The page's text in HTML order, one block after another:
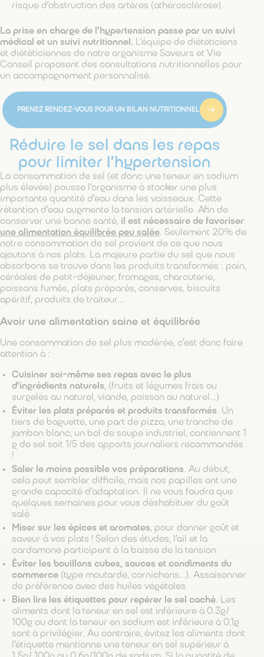
risque d’obstruction des artères (athérosclérose).
La prise en charge de l’hypertension passe par un suivi
médical et un suivi nutritionnel. L’équipe de diététiciens
et diététiciennes de notre organisme Saveurs et Vie
Conseil proposent des consultations nutritionnelles pour
un accompagnement personnalisé.
PRENEZ RENDEZ-VOUS POUR UN BILAN NUTRITIONNEL
Réduire le sel dans les repas
pour limiter l’hypertension
La consommation de sel (et donc une teneur en sodium
plus élevée) pousse l’organisme à stocker une plus
importante quantité d’eau dans les vaisseaux. Cette
rétention d’eau augmente la tension artérielle. Afin de
conserver une bonne santé, il est nécessaire de favoriser
une alimentation équilibrée peu salée. Seulement 20% de
notre consommation de sel provient de ce que nous
ajoutons à nos plats. La majeure partie du sel que nous
absorbons se trouve dans les produits transformés : pain,
céréales de petit-déjeuner, fromages, charcuterie,
poissons fumés, plats préparés, conserves, biscuits
apéritif, produits de traiteur…
Avoir une alimentation saine et équilibrée
Une consommation de sel plus modérée, c’est donc faire
attention à :
Cuisiner soi-même ses repas avec le plus
d’ingrédients naturels, (fruits et légumes frais ou
surgelés au naturel, viande, poisson au naturel…)
Éviter les plats préparés et produits transformés. Un
tiers de baguette, une part de pizza, une tranche de
jambon blanc, un bol de soupe industriel, contiennent 1
g de sel soit 1/5 des apports journaliers recommandés
!
Saler le moins possible vos préparations. Au début,
cela peut sembler difficile, mais nos papilles ont une
grande capacité d’adaptation. Il ne vous faudra que
quelques semaines pour vous déshabituer du goût
salé
Miser sur les épices et aromates, pour donner goût et
saveur à vos plats ! Selon des études, l’ail et la
cardamone participent à la baisse de la tension
Éviter les bouillons cubes, sauces et condiments du
commerce (type moutarde, cornichons…). Assaisonner
de préférence avec des huiles végétales
Bien lire les étiquettes pour repérer le sel caché. Les
aliments dont la teneur en sel est inférieure à 0.3g/
100g ou dont la teneur en sodium est inférieure à 0.1g
sont à privilégier. Au contraire, évitez les aliments dont
l’étiquette mentionne une teneur en sel supérieur à